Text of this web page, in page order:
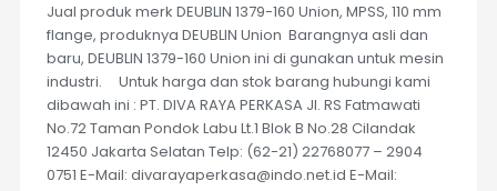
Jual produk merk DEUBLIN 1379-160 Union, MPSS, 110 mm
flange, produknya DEUBLIN Union Barangnya asli dan
baru, DEUBLIN 1379-160 Union ini di gunakan untuk mesin
industri. Untuk harga dan stok barang hubungi kami
dibawah ini : PT. DIVA RAYA PERKASA Jl. RS Fatmawati
No.72 Taman Pondok Labu Lt.1 Blok B No.28 Cilandak
12450 Jakarta Selatan Telp: (62-21) 22768077 – 2904
0751 E-Mail: divarayaperkasa@indo.net.id E-Mail: